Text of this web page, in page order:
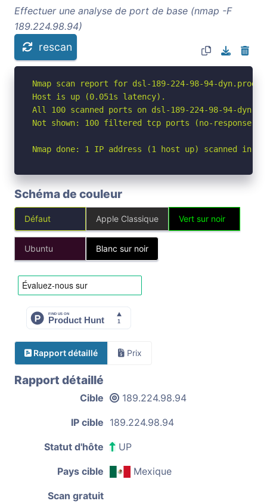
Effectuer une analyse de port de base (nmap -F
189.224.98.94)
rescan
Nmap scan report for dsl-189-224-98-94-dyn.prod-
Host is up (0.051s latency).
All 100 scanned ports on dsl-189-224-98-94-
Not shown: 100 filtered tcp ports (no-response)
Nmap done: 1 IP address (1 host up) scanned in
Schéma de couleur
Défaut Apple Classique Vert sur noir
Ubuntu Blanc sur noir
Rapport détaillé Prix
Rapport détaillé
Cible 189.224.98.94
IP cible 189.224.98.94
Statut d'hôte UP
Pays cible Mexique
Scan gratuit